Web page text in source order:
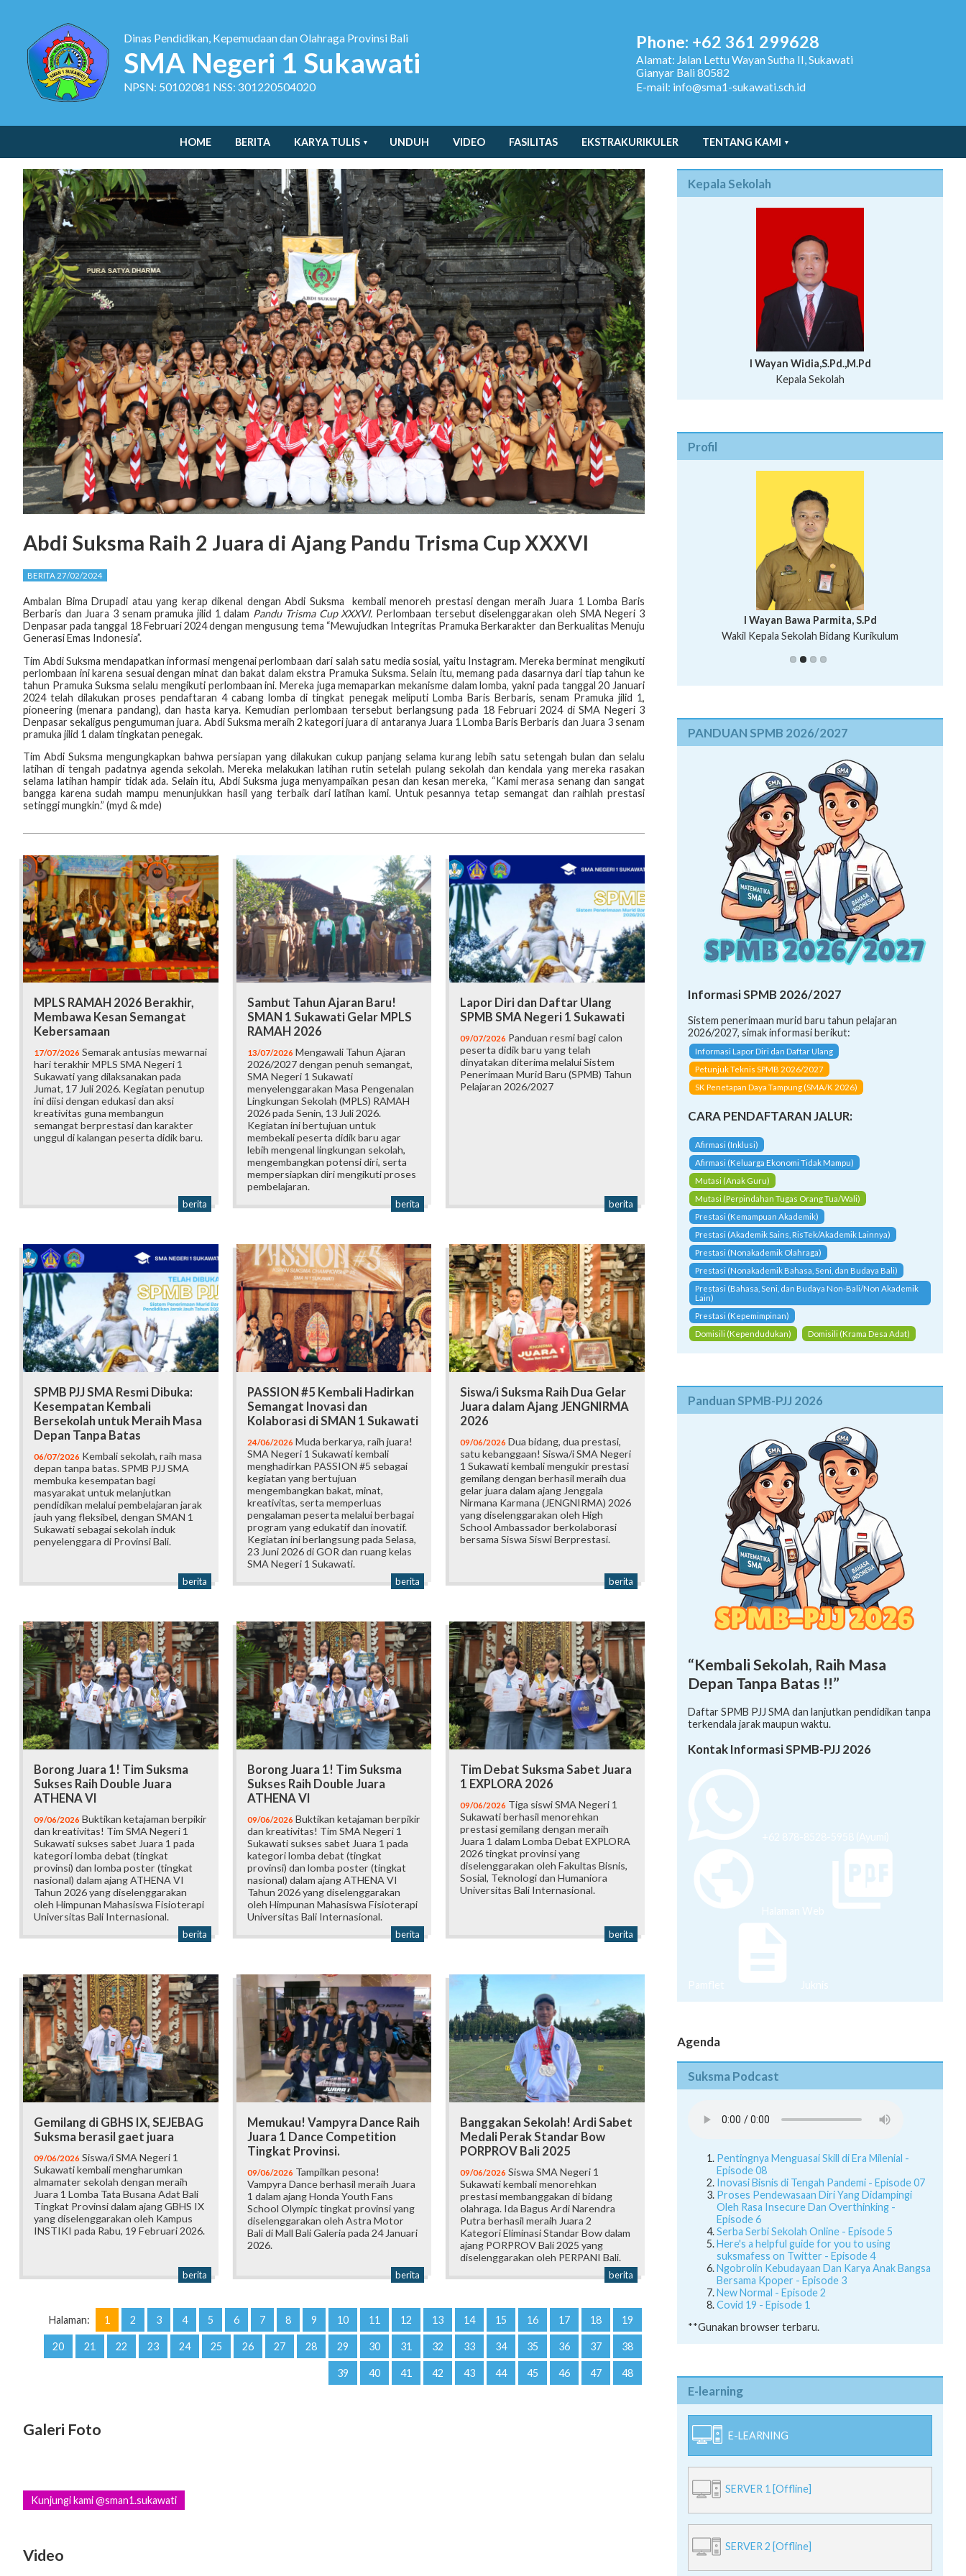
Dinas Pendidikan, Kepemudaan dan Olahraga Provinsi Bali
SMA Negeri 1 Sukawati
NPSN: 50102081 NSS: 301220504020
Phone: +62 361 299628
Alamat: Jalan Lettu Wayan Sutha II, Sukawati
Gianyar Bali 80582
E-mail: info@sma1-sukawati.sch.id
HOME BERITA KARYA TULIS UNDUH VIDEO FASILITAS EKSTRAKURIKULER TENTANG KAMI
Abdi Suksma Raih 2 Juara di Ajang Pandu Trisma Cup XXXVI
BERITA 27/02/2024
Ambalan Bima Drupadi atau yang kerap dikenal dengan Abdi Suksma kembali menoreh prestasi dengan meraih Juara 1 Lomba Baris
Berbaris dan Juara 3 senam pramuka jilid 1 dalam Pandu Trisma Cup XXXVI. Perlombaan tersebut diselenggarakan oleh SMA Negeri 3
Denpasar pada tanggal 18 Februari 2024 dengan mengusung tema “Mewujudkan Integritas Pramuka Berkarakter dan Berkualitas Menuju
Generasi Emas Indonesia”.
Tim Abdi Suksma mendapatkan informasi mengenai perlombaan dari salah satu media sosial, yaitu Instagram. Mereka berminat mengikuti
perlombaan ini karena sesuai dengan minat dan bakat dalam ekstra Pramuka Suksma. Selain itu, memang pada dasarnya dari tiap tahun ke
tahun Pramuka Suksma selalu mengikuti perlombaan ini. Mereka juga memaparkan mekanisme dalam lomba, yakni pada tanggal 20 Januari
2024 telah dilakukan proses pendaftaran 4 cabang lomba di tingkat penegak meliputi Lomba Baris Berbaris, senam Pramuka jilid 1,
pioneering (menara pandang), dan hasta karya. Kemudian perlombaan tersebut berlangsung pada 18 Februari 2024 di SMA Negeri 3
Denpasar sekaligus pengumuman juara. Abdi Suksma meraih 2 kategori juara di antaranya Juara 1 Lomba Baris Berbaris dan Juara 3 senam
pramuka jilid 1 dalam tingkatan penegak.
Tim Abdi Suksma mengungkapkan bahwa persiapan yang dilakukan cukup panjang selama kurang lebih satu setengah bulan dan selalu
latihan di tengah padatnya agenda sekolah. Mereka melakukan latihan rutin setelah pulang sekolah dan kendala yang mereka rasakan
selama latihan hampir tidak ada. Selain itu, Abdi Suksma juga menyampaikan pesan dan kesan mereka, “Kami merasa senang dan sangat
bangga karena sudah mampu menunjukkan hasil yang terbaik dari latihan kami. Untuk pesannya tetap semangat dan raihlah prestasi
setinggi mungkin.” (myd & mde)
MPLS RAMAH 2026 Berakhir,
Membawa Kesan Semangat
Kebersamaan
17/07/2026 Semarak antusias mewarnai
hari terakhir MPLS SMA Negeri 1
Sukawati yang dilaksanakan pada
Jumat, 17 Juli 2026. Kegiatan penutup
ini diisi dengan edukasi dan aksi
kreativitas guna membangun
semangat berprestasi dan karakter
unggul di kalangan peserta didik baru.
berita
Sambut Tahun Ajaran Baru!
SMAN 1 Sukawati Gelar MPLS
RAMAH 2026
13/07/2026 Mengawali Tahun Ajaran
2026/2027 dengan penuh semangat,
SMA Negeri 1 Sukawati
menyelenggarakan Masa Pengenalan
Lingkungan Sekolah (MPLS) RAMAH
2026 pada Senin, 13 Juli 2026.
Kegiatan ini bertujuan untuk
membekali peserta didik baru agar
lebih mengenal lingkungan sekolah,
mengembangkan potensi diri, serta
mempersiapkan diri mengikuti proses
pembelajaran.
berita
Lapor Diri dan Daftar Ulang
SPMB SMA Negeri 1 Sukawati
09/07/2026 Panduan resmi bagi calon
peserta didik baru yang telah
dinyatakan diterima melalui Sistem
Penerimaan Murid Baru (SPMB) Tahun
Pelajaran 2026/2027
berita
SPMB PJJ SMA Resmi Dibuka:
Kesempatan Kembali
Bersekolah untuk Meraih Masa
Depan Tanpa Batas
06/07/2026 Kembali sekolah, raih masa
depan tanpa batas. SPMB PJJ SMA
membuka kesempatan bagi
masyarakat untuk melanjutkan
pendidikan melalui pembelajaran jarak
jauh yang fleksibel, dengan SMAN 1
Sukawati sebagai sekolah induk
penyelenggara di Provinsi Bali.
berita
PASSION #5 Kembali Hadirkan
Semangat Inovasi dan
Kolaborasi di SMAN 1 Sukawati
24/06/2026 Muda berkarya, raih juara!
SMA Negeri 1 Sukawati kembali
menghadirkan PASSION #5 sebagai
kegiatan yang bertujuan
mengembangkan bakat, minat,
kreativitas, serta memperluas
pengalaman peserta melalui berbagai
program yang edukatif dan inovatif.
Kegiatan ini berlangsung pada Selasa,
23 Juni 2026 di GOR dan ruang kelas
SMA Negeri 1 Sukawati.
berita
Siswa/i Suksma Raih Dua Gelar
Juara dalam Ajang JENGNIRMA
2026
09/06/2026 Dua bidang, dua prestasi,
satu kebanggaan! Siswa/i SMA Negeri
1 Sukawati kembali mengukir prestasi
gemilang dengan berhasil meraih dua
gelar juara dalam ajang Jenggala
Nirmana Karmana (JENGNIRMA) 2026
yang diselenggarakan oleh High
School Ambassador berkolaborasi
bersama Siswa Siswi Berprestasi.
berita
Borong Juara 1! Tim Suksma
Sukses Raih Double Juara
ATHENA VI
09/06/2026 Buktikan ketajaman berpikir
dan kreativitas! Tim SMA Negeri 1
Sukawati sukses sabet Juara 1 pada
kategori lomba debat (tingkat
provinsi) dan lomba poster (tingkat
nasional) dalam ajang ATHENA VI
Tahun 2026 yang diselenggarakan
oleh Himpunan Mahasiswa Fisioterapi
Universitas Bali Internasional.
berita
Borong Juara 1! Tim Suksma
Sukses Raih Double Juara
ATHENA VI
09/06/2026 Buktikan ketajaman berpikir
dan kreativitas! Tim SMA Negeri 1
Sukawati sukses sabet Juara 1 pada
kategori lomba debat (tingkat
provinsi) dan lomba poster (tingkat
nasional) dalam ajang ATHENA VI
Tahun 2026 yang diselenggarakan
oleh Himpunan Mahasiswa Fisioterapi
Universitas Bali Internasional.
berita
Tim Debat Suksma Sabet Juara
1 EXPLORA 2026
09/06/2026 Tiga siswi SMA Negeri 1
Sukawati berhasil menorehkan
prestasi gemilang dengan meraih
Juara 1 dalam Lomba Debat EXPLORA
2026 tingkat provinsi yang
diselenggarakan oleh Fakultas Bisnis,
Sosial, Teknologi dan Humaniora
Universitas Bali Internasional.
berita
Gemilang di GBHS IX, SEJEBAG
Suksma berasil gaet juara
09/06/2026 Siswa/i SMA Negeri 1
Sukawati kembali mengharumkan
almamater sekolah dengan meraih
Juara 1 Lomba Tata Busana Adat Bali
Tingkat Provinsi dalam ajang GBHS IX
yang diselenggarakan oleh Kampus
INSTIKI pada Rabu, 19 Februari 2026.
berita
Memukau! Vampyra Dance Raih
Juara 1 Dance Competition
Tingkat Provinsi.
09/06/2026 Tampilkan pesona!
Vampyra Dance berhasil meraih Juara
1 dalam ajang Honda Youth Fans
School Olympic tingkat provinsi yang
diselenggarakan oleh Astra Motor
Bali di Mall Bali Galeria pada 24 Januari
2026.
berita
Banggakan Sekolah! Ardi Sabet
Medali Perak Standar Bow
PORPROV Bali 2025
09/06/2026 Siswa SMA Negeri 1
Sukawati kembali menorehkan
prestasi membanggakan di bidang
olahraga. Ida Bagus Ardi Narendra
Putra berhasil meraih Juara 2
Kategori Eliminasi Standar Bow dalam
ajang PORPROV Bali 2025 yang
diselenggarakan oleh PERPANI Bali.
berita
Halaman: 1 2 3 4 5 6 7 8 9 10 11 12 13 14 15 16 17 18 19
20 21 22 23 24 25 26 27 28 29 30 31 32 33 34 35 36 37 38
39 40 41 42 43 44 45 46 47 48
Galeri Foto
Kunjungi kami @sman1.sukawati
Video
Kepala Sekolah
I Wayan Widia,S.Pd.,M.Pd
Kepala Sekolah
Profil
Putu Suhartana, S.Pd.
I Wayan Bawa Parmita, S.Pd
Wakil Kepala Sekolah Bidang Kurikulum
I Wayan Gede Aditya Pratita, S.Pd., M.Sn
Ni Wayan Nopi Sutantri, S.Pd.
PANDUAN SPMB 2026/2027
Informasi SPMB 2026/2027
Sistem penerimaan murid baru tahun pelajaran
2026/2027, simak informasi berikut:
Informasi Lapor Diri dan Daftar Ulang
Petunjuk Teknis SPMB 2026/2027
SK Penetapan Daya Tampung (SMA/K 2026)
CARA PENDAFTARAN JALUR:
Afirmasi (Inklusi)
Afirmasi (Keluarga Ekonomi Tidak Mampu)
Mutasi (Anak Guru)
Mutasi (Perpindahan Tugas Orang Tua/Wali)
Prestasi (Kemampuan Akademik)
Prestasi (Akademik Sains, RisTek/Akademik Lainnya)
Prestasi (Nonakademik Olahraga)
Prestasi (Nonakademik Bahasa, Seni, dan Budaya Bali)
Prestasi (Bahasa, Seni, dan Budaya Non-Bali/Non Akademik
Lain)
Prestasi (Kepemimpinan)
Domisili (Kependudukan)
Domisili (Krama Desa Adat)
Panduan SPMB-PJJ 2026
“Kembali Sekolah, Raih Masa
Depan Tanpa Batas !!”
Daftar SPMB PJJ SMA dan lanjutkan pendidikan tanpa
terkendala jarak maupun waktu.
Kontak Informasi SPMB-PJJ 2026
+62 878-8528-5958 (Ayumi)
Halaman Web
Pamflet Juknis
Agenda
Suksma Podcast
Pentingnya Menguasai Skill di Era Milenial -
Episode 08
Inovasi Bisnis di Tengah Pandemi - Episode 07
Proses Pendewasaan Diri Yang Didampingi
Oleh Rasa Insecure Dan Overthinking -
Episode 6
Serba Serbi Sekolah Online - Episode 5
Here's a helpful guide for you to using
suksmafess on Twitter - Episode 4
Ngobrolin Kebudayaan Dan Karya Anak Bangsa
Bersama Kpoper - Episode 3
New Normal - Episode 2
Covid 19 - Episode 1
**Gunakan browser terbaru.
E-learning
E-LEARNING
SERVER 1 [Offline]
SERVER 2 [Offline]